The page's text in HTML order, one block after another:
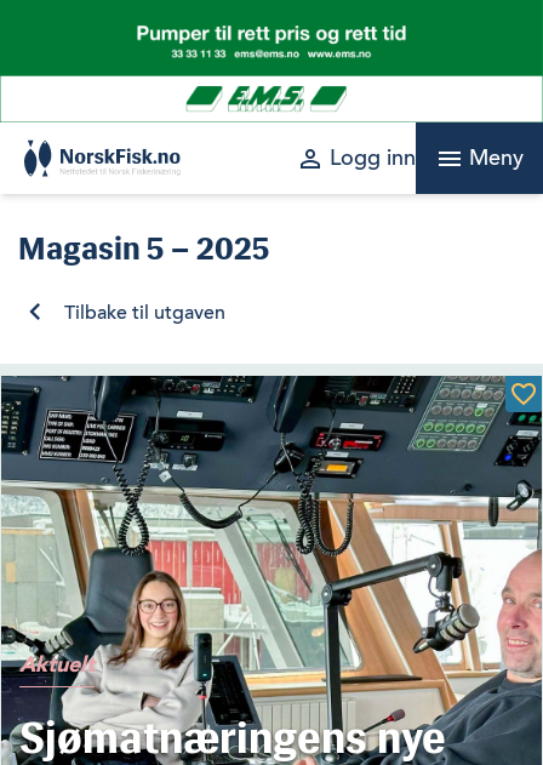
content
perm_identity Logg inn menu Meny
Magasin5 – 2025
Tilbake til utgaven
Aktuelt
Sjømatnæringens nye